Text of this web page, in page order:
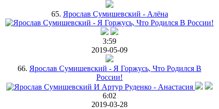
65. Ярослав Сумишевский - Алёна
3:59
2019-05-09
66. Ярослав Сумишевский - Я Горжусь, Что Родился В
России!
6:02
2019-03-28